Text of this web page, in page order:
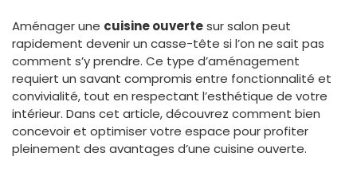
Aménager une cuisine ouvertesur salon peut
rapidement devenir un casse-tête si l’on ne sait pas
comment s’y prendre. Ce type d’aménagement
requiert un savant compromis entre fonctionnalité et
convivialité, tout en respectant l’esthétique de votre
intérieur. Dans cet article, découvrez comment bien
concevoir et optimiser votre espace pour profiter
pleinement des avantages d’une cuisine ouverte.